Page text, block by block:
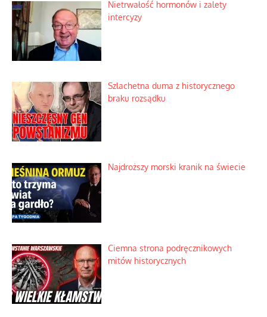
Nietrwałość hormonów i zalety
intercyzy
Szlachetna duma z historycznego
braku rozsądku
Najdroższy morski kranik na świecie
Ciemna strona podręcznikowych
mitów historycznych